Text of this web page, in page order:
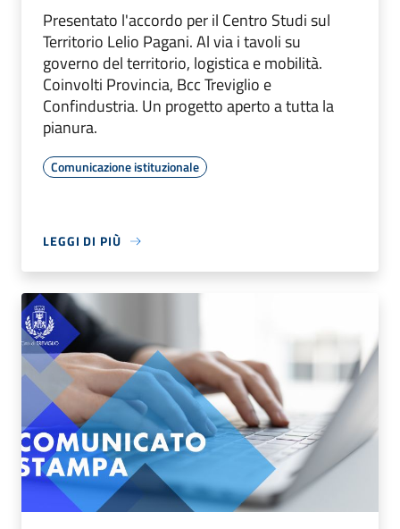
Presentato l'accordo per il Centro Studi sul
Territorio Lelio Pagani. Al via i tavoli su
governo del territorio, logistica e mobilità.
Coinvolti Provincia, Bcc Treviglio e
Confindustria. Un progetto aperto a tutta la
pianura.
Comunicazione istituzionale
LEGGI DI PIÙ